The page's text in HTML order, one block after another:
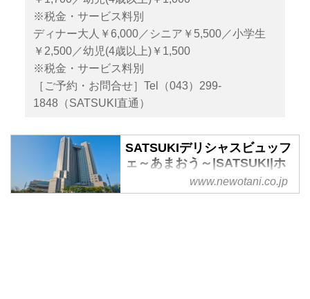
※税金・サービス料別
ディナー大人￥6,000／シニア￥5,500／小学生
￥2,500／幼児(4歳以上)￥1,500
※税金・サービス料別
［ご予約・お問合せ］Tel（043）299-
1848（SATSUKI直通）
SATSUKIデリシャスビュッフ
ェ～あまおう～|SATSUKI|ホ
テルニューオータニwww.newotani.co.jp